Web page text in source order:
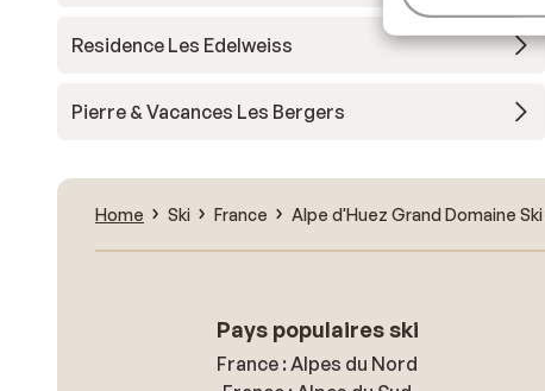
Residence Les Edelweiss
Pierre & Vacances Les Bergers
Home Ski France Alpe d'Huez Grand Domaine Ski
Pays populaires ski
France : Alpes du Nord